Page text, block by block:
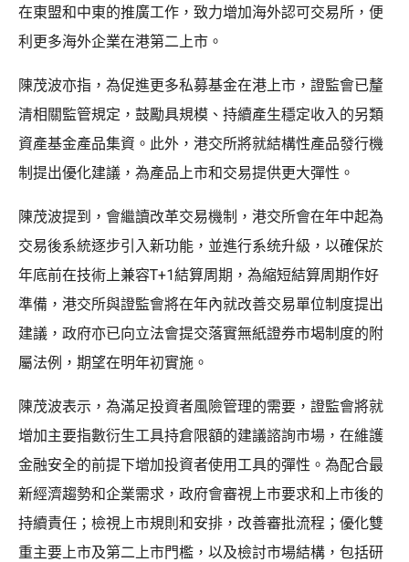
在東盟和中東的推廣工作，致力增加海外認可交易所，便
利更多海外企業在港第二上市。
陳茂波亦指，為促進更多私募基金在港上市，證監會已釐
清相關監管規定，鼓勵具規模、持續產生穩定收入的另類
資產基金產品集資。此外，港交所將就結構性產品發行機
制提出優化建議，為產品上市和交易提供更大彈性。
陳茂波提到，會繼讀改革交易機制，港交所會在年中起為
交易後系統逐步引入新功能，並進行系统升級，以確保於
年底前在技術上兼容T+1結算周期，為縮短結算周期作好
準備，港交所與證監會將在年內就改善交易單位制度提出
建議，政府亦已向立法會提交落實無紙證券市堨制度的附
屬法例，期望在明年初實施。
陳茂波表示，為滿足投資者風險管理的需要，證監會將就
增加主要指數衍生工具持倉限額的建議諮詢市場，在維護
金融安全的前提下增加投資者使用工具的彈性。為配合最
新經濟趨勢和企業需求，政府會審視上市要求和上市後的
持續責任；檢視上市規則和安排，改善審批流程；優化雙
重主要上市及第二上市門檻，以及檢討市場結構，包括研